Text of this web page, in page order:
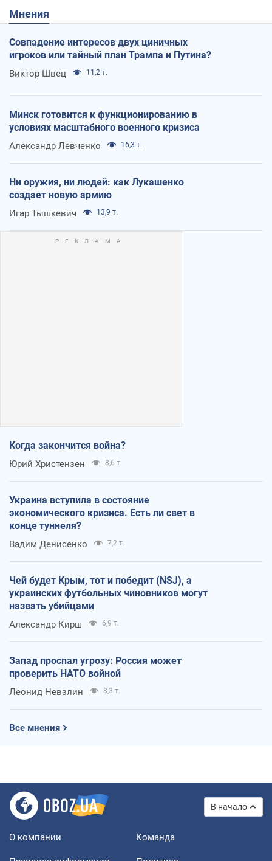
Мнения
Совпадение интересов двух циничных
игроков или тайный план Трампа и Путина?
Виктор Швец 11,2 т.
Минск готовится к функционированию в
условиях масштабного военного кризиса
Александр Левченко 16,3 т.
Ни оружия, ни людей: как Лукашенко
создает новую армию
Игар Тышкевич 13,9 т.
Когда закончится война?
Юрий Христензен 8,6 т.
Украина вступила в состояние
экономического кризиса. Есть ли свет в
конце туннеля?
Вадим Денисенко 7,2 т.
Чей будет Крым, тот и победит (NSJ), а
украинских футбольных чиновников могут
назвать убийцами
Александр Кирш 6,9 т.
Запад проспал угрозу: Россия может
проверить НАТО войной
Леонид Невзлин 8,3 т.
Все мнения
В начало
О компании Команда